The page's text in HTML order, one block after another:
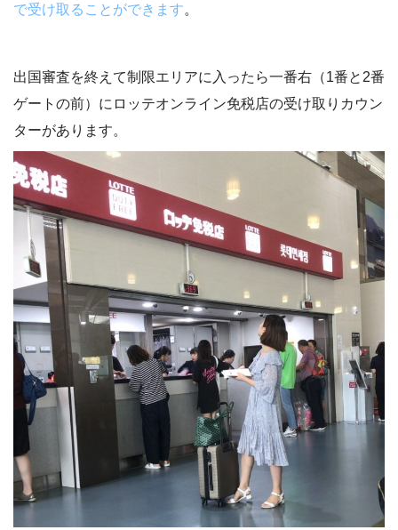
で受け取ることができます。
出国審査を終えて制限エリアに入ったら一番右（1番と2番
ゲートの前）にロッテオンライン免税店の受け取りカウン
ターがあります。